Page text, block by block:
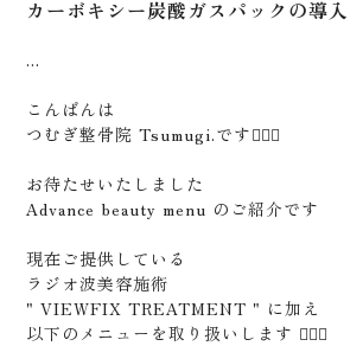
カーボキシー炭酸ガスパックの導入
...
こんばんは
つむぎ整骨院 Tsumugi.です🙇🏻‍♂️
お待たせいたしました
Advance beauty menu のご紹介です
現在ご提供している
ラジオ波美容施術
" VIEWFIX TREATMENT " に加え
以下のメニューを取り扱いします 🙇🏻‍♂️